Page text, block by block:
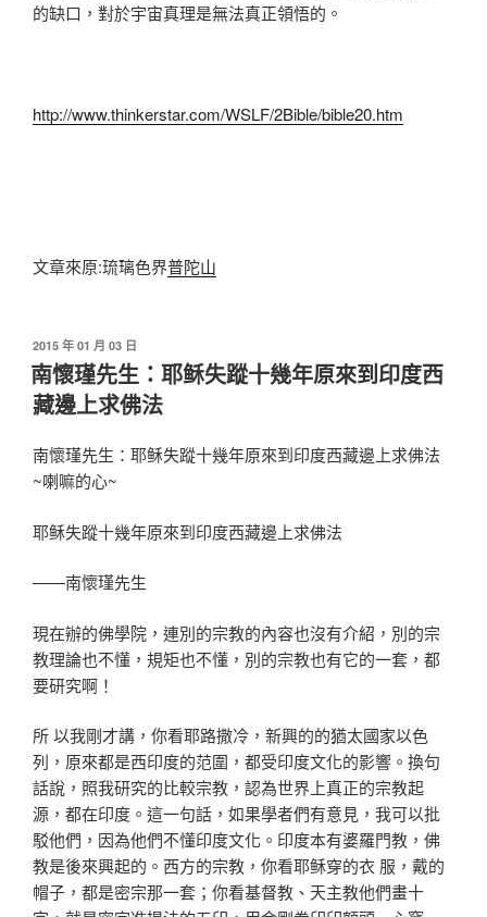
的缺口，對於宇宙真理是無法真正領悟的。
http://www.thinkerstar.com/WSLF/2Bible/bible20.htm
文章來原:琉璃色界普陀山
發
佈
於
2015 年 01 月 03 日
南懷瑾先生：耶稣失蹤十幾年原來到印度西
藏邊上求佛法
南懷瑾先生：耶稣失蹤十幾年原來到印度西藏邊上求佛法
~喇嘛的心~
耶稣失蹤十幾年原來到印度西藏邊上求佛法
——南懷瑾先生
現在辦的佛學院，連別的宗教的內容也沒有介紹，別的宗
教理論也不懂，規矩也不懂，別的宗教也有它的一套，都
要研究啊！
所 以我剛才講，你看耶路撒冷，新興的的猶太國家以色
列，原來都是西印度的范圍，都受印度文化的影響。換句
話說，照我研究的比較宗教，認為世界上真正的宗教起
源，都在印度。這一句話，如果學者們有意見，我可以批
駁他們，因為他們不懂印度文化。印度本有婆羅門教，佛
教是後來興起的。西方的宗教，你看耶稣穿的衣 服，戴的
帽子，都是密宗那一套；你看基督教、天主教他們畫十